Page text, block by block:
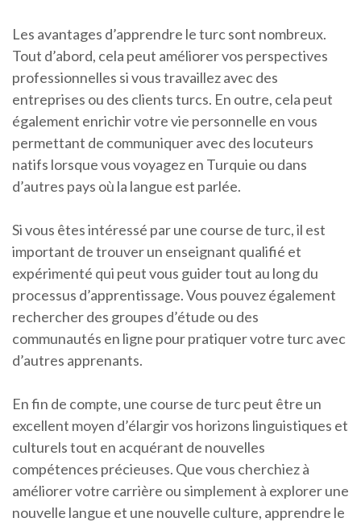
Les avantages d’apprendre le turc sont nombreux.
Tout d’abord, cela peut améliorer vos perspectives
professionnelles si vous travaillez avec des
entreprises ou des clients turcs. En outre, cela peut
également enrichir votre vie personnelle en vous
permettant de communiquer avec des locuteurs
natifs lorsque vous voyagez en Turquie ou dans
d’autres pays où la langue est parlée.
Si vous êtes intéressé par une course de turc, il est
important de trouver un enseignant qualifié et
expérimenté qui peut vous guider tout au long du
processus d’apprentissage. Vous pouvez également
rechercher des groupes d’étude ou des
communautés en ligne pour pratiquer votre turc avec
d’autres apprenants.
En fin de compte, une course de turc peut être un
excellent moyen d’élargir vos horizons linguistiques et
culturels tout en acquérant de nouvelles
compétences précieuses. Que vous cherchiez à
améliorer votre carrière ou simplement à explorer une
nouvelle langue et une nouvelle culture, apprendre le